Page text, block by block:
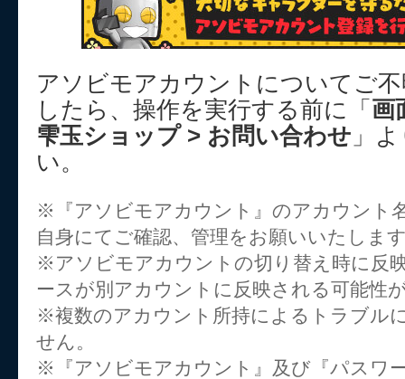
アソビモアカウントについてご
したら、操作を実行する前に「 画
雫玉ショップ > お問い合わせ 」
い。
※『アソビモアカウント』のアカウント
自身にてご確認、管理をお願いいたしま
※アソビモアカウントの切り替え時に反
ースが別アカウントに反映される可能性
※複数のアカウント所持によるトラブル
せん。
※『アソビモアカウント』及び『パスワ